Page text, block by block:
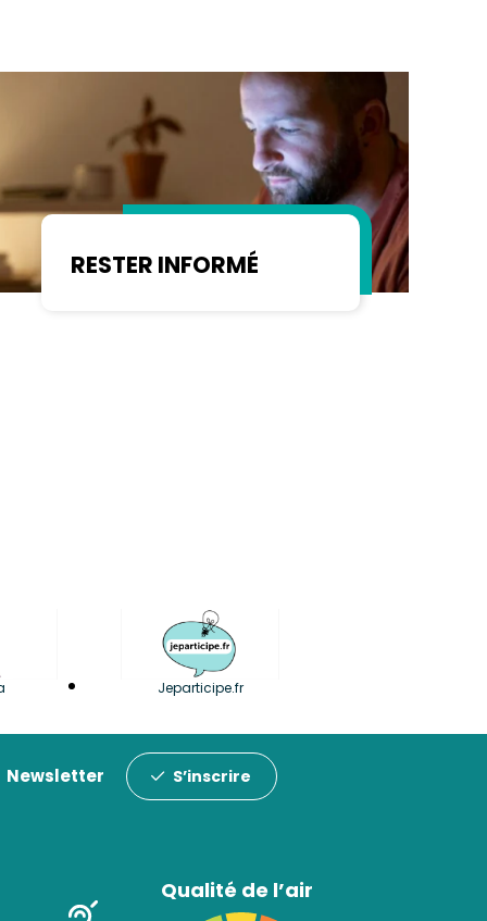
RESTER INFORMÉ
Jeparticipe.fr
Newsletter S’inscrire
Qualité de l’air